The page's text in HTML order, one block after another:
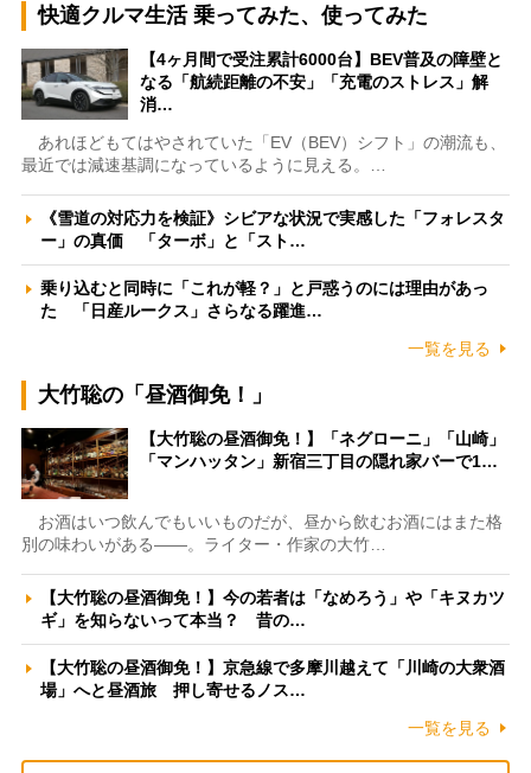
快適クルマ生活 乗ってみた、使ってみた
【4ヶ月間で受注累計6000台】BEV普及の障壁と
なる「航続距離の不安」「充電のストレス」解
消…
あれほどもてはやされていた「EV（BEV）シフト」の潮流も、
最近では減速基調になっているように見える。…
《雪道の対応力を検証》シビアな状況で実感した「フォレスタ
ー」の真価 「ターボ」と「スト…
乗り込むと同時に「これが軽？」と戸惑うのには理由があっ
た 「日産ルークス」さらなる躍進…
一覧を見る
大竹聡の「昼酒御免！」
【大竹聡の昼酒御免！】「ネグローニ」「山崎」
「マンハッタン」新宿三丁目の隠れ家バーで1…
お酒はいつ飲んでもいいものだが、昼から飲むお酒にはまた格
別の味わいがある――。ライター・作家の大竹…
【大竹聡の昼酒御免！】今の若者は「なめろう」や「キヌカツ
ギ」を知らないって本当？ 昔の…
【大竹聡の昼酒御免！】京急線で多摩川越えて「川崎の大衆酒
場」へと昼酒旅 押し寄せるノス…
一覧を見る